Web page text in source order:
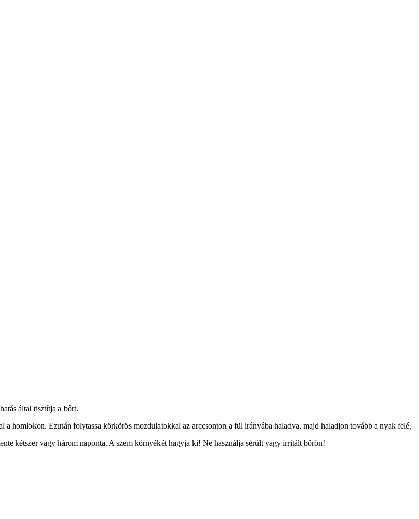
által tisztítja a bőrt.
a homlokon. Ezután folytassa körkörös mozdulatokkal az arccsonton a fül irányába haladva, majd haladjon tovább a nyak felé.
kétszer vagy három naponta. A szem környékét hagyja ki! Ne használja sérült vagy irritált bőrön!